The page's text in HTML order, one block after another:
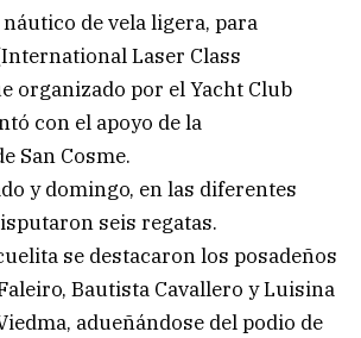
de vela ligera, para
Laser Class
organizado por el Yacht Club
con el apoyo de la
San Cosme.
y domingo, en las diferentes
seis regatas.
se destacaron los posadeños
Bautista Cavallero y Luisina
adueñándose del podio de